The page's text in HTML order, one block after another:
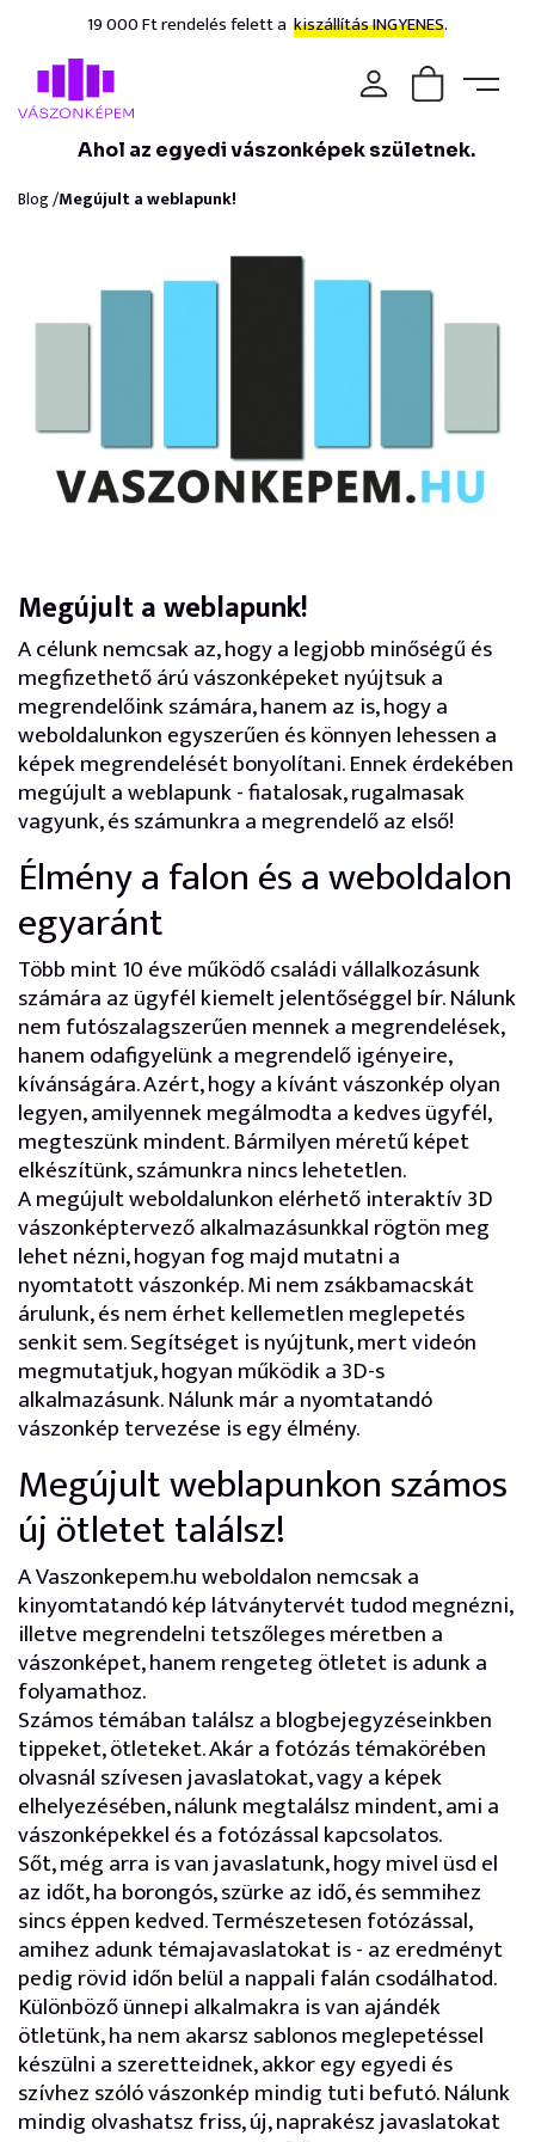
19 000 Ft rendelés felett a kiszállítás INGYENES.
Ahol az egyedi vászonképek születnek.
Blog /Megújult a weblapunk!
Megújult a weblapunk!
A célunk nemcsak az, hogy a legjobb minőségű és
megfizethető árú vászonképeket nyújtsuk a
megrendelőink számára, hanem az is, hogy a
weboldalunkon egyszerűen és könnyen lehessen a
képek megrendelését bonyolítani. Ennek érdekében
megújult a weblapunk - fiatalosak, rugalmasak
vagyunk, és számunkra a megrendelő az első!
Élmény a falon és a weboldalon
egyaránt
Több mint 10 éve működő családi vállalkozásunk
számára az ügyfél kiemelt jelentőséggel bír. Nálunk
nem futószalagszerűen mennek a megrendelések,
hanem odafigyelünk a megrendelő igényeire,
kívánságára. Azért, hogy a kívánt vászonkép olyan
legyen, amilyennek megálmodta a kedves ügyfél,
megteszünk mindent. Bármilyen méretű képet
elkészítünk, számunkra nincs lehetetlen.
A megújult weboldalunkon elérhető interaktív 3D
vászonképtervező alkalmazásunkkal rögtön meg
lehet nézni, hogyan fog majd mutatni a
nyomtatott vászonkép. Mi nem zsákbamacskát
árulunk, és nem érhet kellemetlen meglepetés
senkit sem. Segítséget is nyújtunk, mert videón
megmutatjuk, hogyan működik a 3D-s
alkalmazásunk. Nálunk már a nyomtatandó
vászonkép tervezése is egy élmény.
Megújult weblapunkon számos
új ötletet találsz!
A Vaszonkepem.hu weboldalon nemcsak a
kinyomtatandó kép látványtervét tudod megnézni,
illetve megrendelni tetszőleges méretben a
vászonképet, hanem rengeteg ötletet is adunk a
folyamathoz.
Számos témában találsz a blogbejegyzéseinkben
tippeket, ötleteket. Akár a fotózás témakörében
olvasnál szívesen javaslatokat, vagy a képek
elhelyezésében, nálunk megtalálsz mindent, ami a
vászonképekkel és a fotózással kapcsolatos.
Sőt, még arra is van javaslatunk, hogy mivel üsd el
az időt, ha borongós, szürke az idő, és semmihez
sincs éppen kedved. Természetesen fotózással,
amihez adunk témajavaslatokat is - az eredményt
pedig rövid időn belül a nappali falán csodálhatod.
Különböző ünnepi alkalmakra is van ajándék
ötletünk, ha nem akarsz sablonos meglepetéssel
készülni a szeretteidnek, akkor egy egyedi és
szívhez szóló vászonkép mindig tuti befutó. Nálunk
mindig olvashatsz friss, új, naprakész javaslatokat